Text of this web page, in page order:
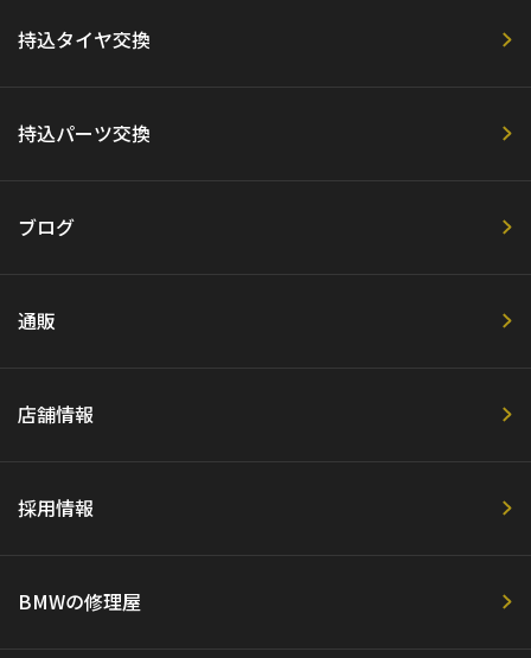
持込タイヤ交換
持込パーツ交換
ブログ
通販
店舗情報
採用情報
BMWの修理屋